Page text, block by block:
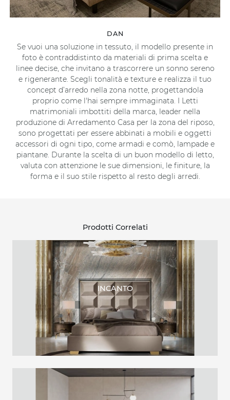
DAN
Se vuoi una soluzione in tessuto, il modello presente in
foto è contraddistinto da materiali di prima scelta e
linee decise, che invitano a trascorrere un sonno sereno
e rigenerante. Scegli tonalità e texture e realizza il tuo
concept d’arredo nella zona notte, progettandola
proprio come l'hai sempre immaginata. I Letti
matrimoniali imbottiti della marca, leader nella
produzione di Arredamento Casa per la zona del riposo,
sono progettati per essere abbinati a mobili e oggetti
accessori di ogni tipo, come armadi e comò, lampade e
piantane. Durante la scelta di un buon modello di letto,
valuta con attenzione le sue dimensioni, le finiture, la
forma e il suo stile rispetto al resto degli arredi.
Prodotti Correlati
INCANTO